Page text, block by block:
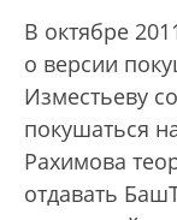
В октябре
о версии
Изместьеву
покушаться
Рахимова
отдавать